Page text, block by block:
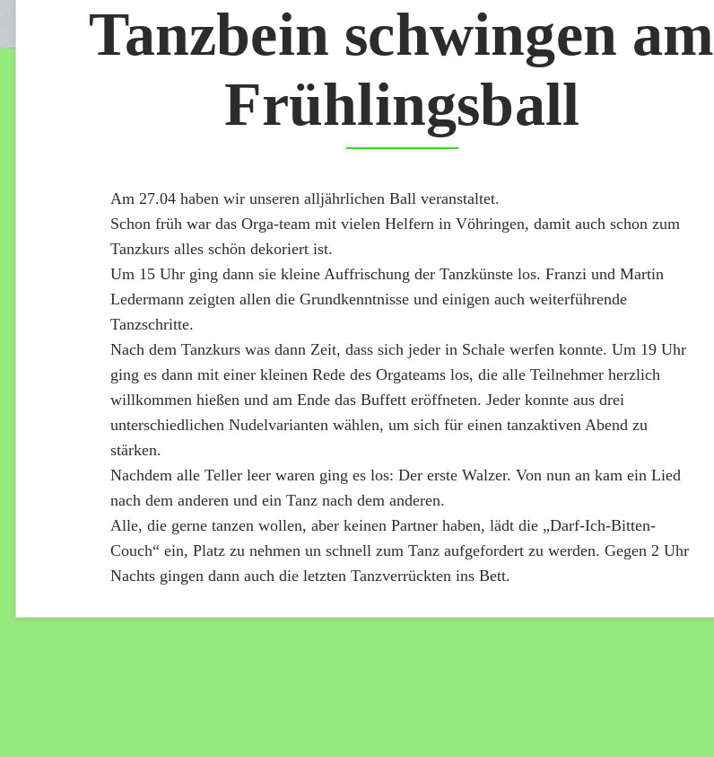
Tanzbein schwingen am
Frühlingsball
Am 27.04 haben wir unseren alljährlichen Ball veranstaltet.
Schon früh war das Orga-team mit vielen Helfern in Vöhringen, damit auch schon zum
Tanzkurs alles schön dekoriert ist.
Um 15 Uhr ging dann sie kleine Auffrischung der Tanzkünste los. Franzi und Martin
Ledermann zeigten allen die Grundkenntnisse und einigen auch weiterführende
Tanzschritte.
Nach dem Tanzkurs was dann Zeit, dass sich jeder in Schale werfen konnte. Um 19 Uhr
ging es dann mit einer kleinen Rede des Orgateams los, die alle Teilnehmer herzlich
willkommen hießen und am Ende das Buffett eröffneten. Jeder konnte aus drei
unterschiedlichen Nudelvarianten wählen, um sich für einen tanzaktiven Abend zu
stärken.
Nachdem alle Teller leer waren ging es los: Der erste Walzer. Von nun an kam ein Lied
nach dem anderen und ein Tanz nach dem anderen.
Alle, die gerne tanzen wollen, aber keinen Partner haben, lädt die „Darf-Ich-Bitten-
Couch“ ein, Platz zu nehmen un schnell zum Tanz aufgefordert zu werden. Gegen 2 Uhr
Nachts gingen dann auch die letzten Tanzverrückten ins Bett.